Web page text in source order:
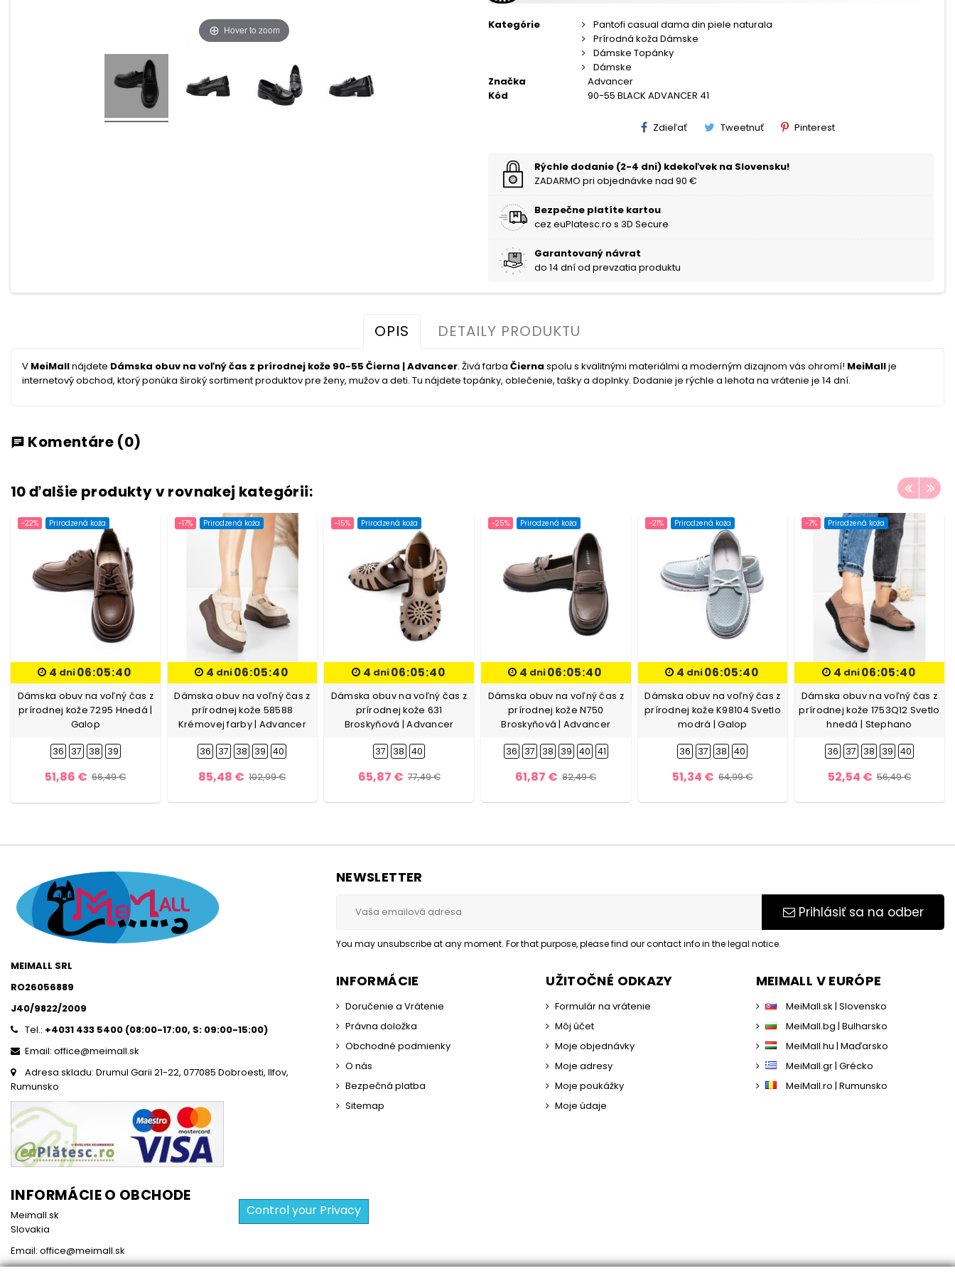
Hover to zoom Kategórie
Pantofi casual dama din piele naturala
Prírodná koža Dámske
Dámske Topánky
Dámske
Značka
Advancer
Kód
90-55 BLACK ADVANCER 41
Zdieľať Tweetnuť Pinterest
Rýchle dodanie (2-4 dni) kdekoľvek na Slovensku!
ZADARMO pri objednávke nad 90 €
Bezpečne platíte kartou
cez euPlatesc.ro s 3D Secure
Garantovaný návrat
do 14 dní od prevzatia produktu
OPIS DETAILY PRODUKTU
V MeiMallnájdete Dámska obuv na voľný čas z prírodnej kože 90-55 Čierna | Advancer. Živá farba Čierna spolu s kvalitnými materiálmi a moderným dizajnom vás ohromí! MeiMallje
internetový obchod, ktorý ponúka široký sortiment produktov pre ženy, mužov a deti. Tu nájdete topánky, oblečenie, tašky a doplnky. Dodanie je rýchle a lehota na vrátenie je 14 dní.
chat Komentáre (0)
10 ďalšie produkty v rovnakej kategórii:
-22% Prirodzená koža
4 dni06:05:39
Dámska obuv na voľný čas z
prírodnej kože 7295 Hnedá |
Galop
36 37 38 39
51,86 € 66,49 €
-17% Prirodzená koža
4 dni06:05:39
Dámska obuv na voľný čas z
prírodnej kože 58588
Krémovej farby | Advancer
36 37 38 39 40
85,48 € 102,99 €
-15% Prirodzená koža
4 dni06:05:39
Dámska obuv na voľný čas z
prírodnej kože 631
Broskyňová | Advancer
37 38 40
65,87 € 77,49 €
-25% Prirodzená koža
4 dni06:05:39
Dámska obuv na voľný čas z
prírodnej kože N750
Broskyňová | Advancer
36 37 38 39 40 41
61,87 € 82,49 €
-21% Prirodzená koža
4 dni06:05:39
Dámska obuv na voľný čas z
prírodnej kože K98104 Svetlo
modrá | Galop
36 37 38 40
51,34 € 64,99 €
-7% Prirodzená koža
4 dni06:05:39
Dámska obuv na voľný čas z
prírodnej kože 1753Q12 Svetlo
hnedá | Stephano
36 37 38 39 40
52,54 € 56,49 €
MEIMALL SRL
RO26056889
J40/9822/2009
Tel.: +4031 433 5400 (08:00-17:00, S: 09:00-15:00)
Email: office@meimall.sk
Adresa skladu: Drumul Garii 21-22, 077085 Dobroesti, Ilfov,
Rumunsko
NEWSLETTER
Prihlásiť sa na odber
You may unsubscribe at any moment. For that purpose, please find our contact info in the legal notice.
INFORMÁCIE
Doručenie a Vrátenie
Právna doložka
Obchodné podmienky
O nás
Bezpečná platba
Sitemap
UŽITOČNÉ ODKAZY
Formulár na vrátenie
Môj účet
Moje objednávky
Moje adresy
Moje poukážky
Moje údaje
MEIMALL V EURÓPE
MeiMall.sk | Slovensko
MeiMall.bg | Bulharsko
MeiMall.hu | Maďarsko
MeiMall.gr | Grécko
MeiMall.ro | Rumunsko
INFORMÁCIE O OBCHODE
Meimall.sk
Slovakia
Email: office@meimall.sk
Control your Privacy